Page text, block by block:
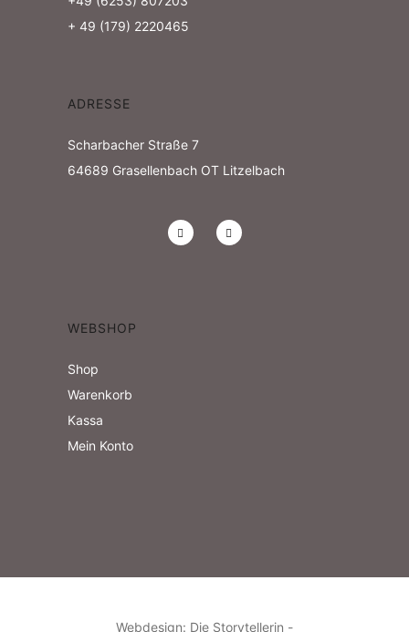
+ 49 (179) 2220465
ADRESSE
Scharbacher Straße 7
64689 Grasellenbach OT Litzelbach
WEBSHOP
Shop
Warenkorb
Kassa
Mein Konto
Webdesign: Die Storytellerin -